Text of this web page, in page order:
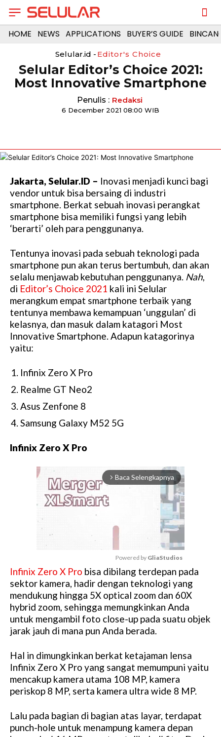
HOME NEWS APPLICATIONS BUYER’S GUIDE
Selular.id - Editor's Choice
Selular Editor’s Choice 2021:
Most Innovative Smartphone
Penulis : Redaksi
6 December 2021 08:00 WIB
Jakarta, Selular.ID – Inovasi menjadi kunci bagi
vendor untuk bisa bersaing di industri
smartphone. Berkat sebuah inovasi perangkat
smartphone bisa memiliki fungsi yang lebih
‘berarti’ oleh para penggunanya.
Tentunya inovasi pada sebuah teknologi pada
smartphone pun akan terus bertumbuh, dan akan
selalu menjawab kebutuhan penggunanya. Nah,
di Editor’s Choice 2021 kali ini Selular
merangkum empat smartphone terbaik yang
tentunya membawa kemampuan ‘unggulan’ di
kelasnya, dan masuk dalam katagori Most
Innovative Smartphone. Adapun katagorinya
yaitu:
Infinix Zero X Pro
Realme GT Neo2
Asus Zenfone 8
Samsung Galaxy M52 5G
Infinix Zero X Pro
arrow_forward_ios Baca Selengkapnya
M
u
t
e
Powered by GliaStudios
Infinix Zero X Pro bisa dibilang terdepan pada
sektor kamera, hadir dengan teknologi yang
mendukung hingga 5X optical zoom dan 60X
hybrid zoom, sehingga memungkinkan Anda
untuk mengambil foto close-up pada suatu objek
jarak jauh di mana pun Anda berada.
Hal in dimungkinkan berkat ketajaman lensa
Infinix Zero X Pro yang sangat memumpuni yaitu
mencakup kamera utama 108 MP, kamera
periskop 8 MP, serta kamera ultra wide 8 MP.
Lalu pada bagian di bagian atas layar, terdapat
punch-hole untuk menampung kamera depan